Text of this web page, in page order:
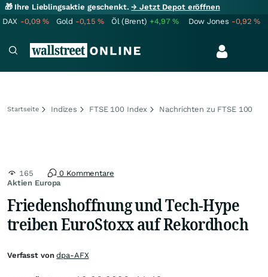
🎁 Ihre Lieblingsaktie geschenkt.→ Jetzt Depot eröffnen
DAX -0,09% Gold -0,15% Öl (Brent) +4,97% Dow Jones -0,92%
Startseite Indizes FTSE 100 Index Nachrichten zu FTSE 100
Aktien Europa
165 0 Kommentare
Friedenshoffnung und Tech-Hype
treiben EuroStoxx auf Rekordhoch
Verfasst vondpa-AFX